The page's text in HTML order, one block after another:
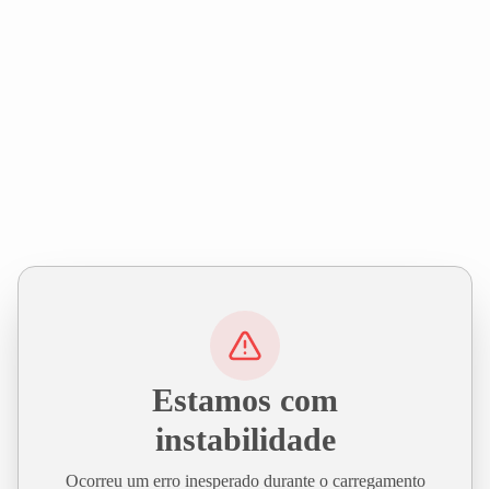
Estamos com
instabilidade
Ocorreu um erro inesperado durante o carregamento